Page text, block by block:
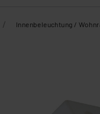
/ Innenbeleuchtung /